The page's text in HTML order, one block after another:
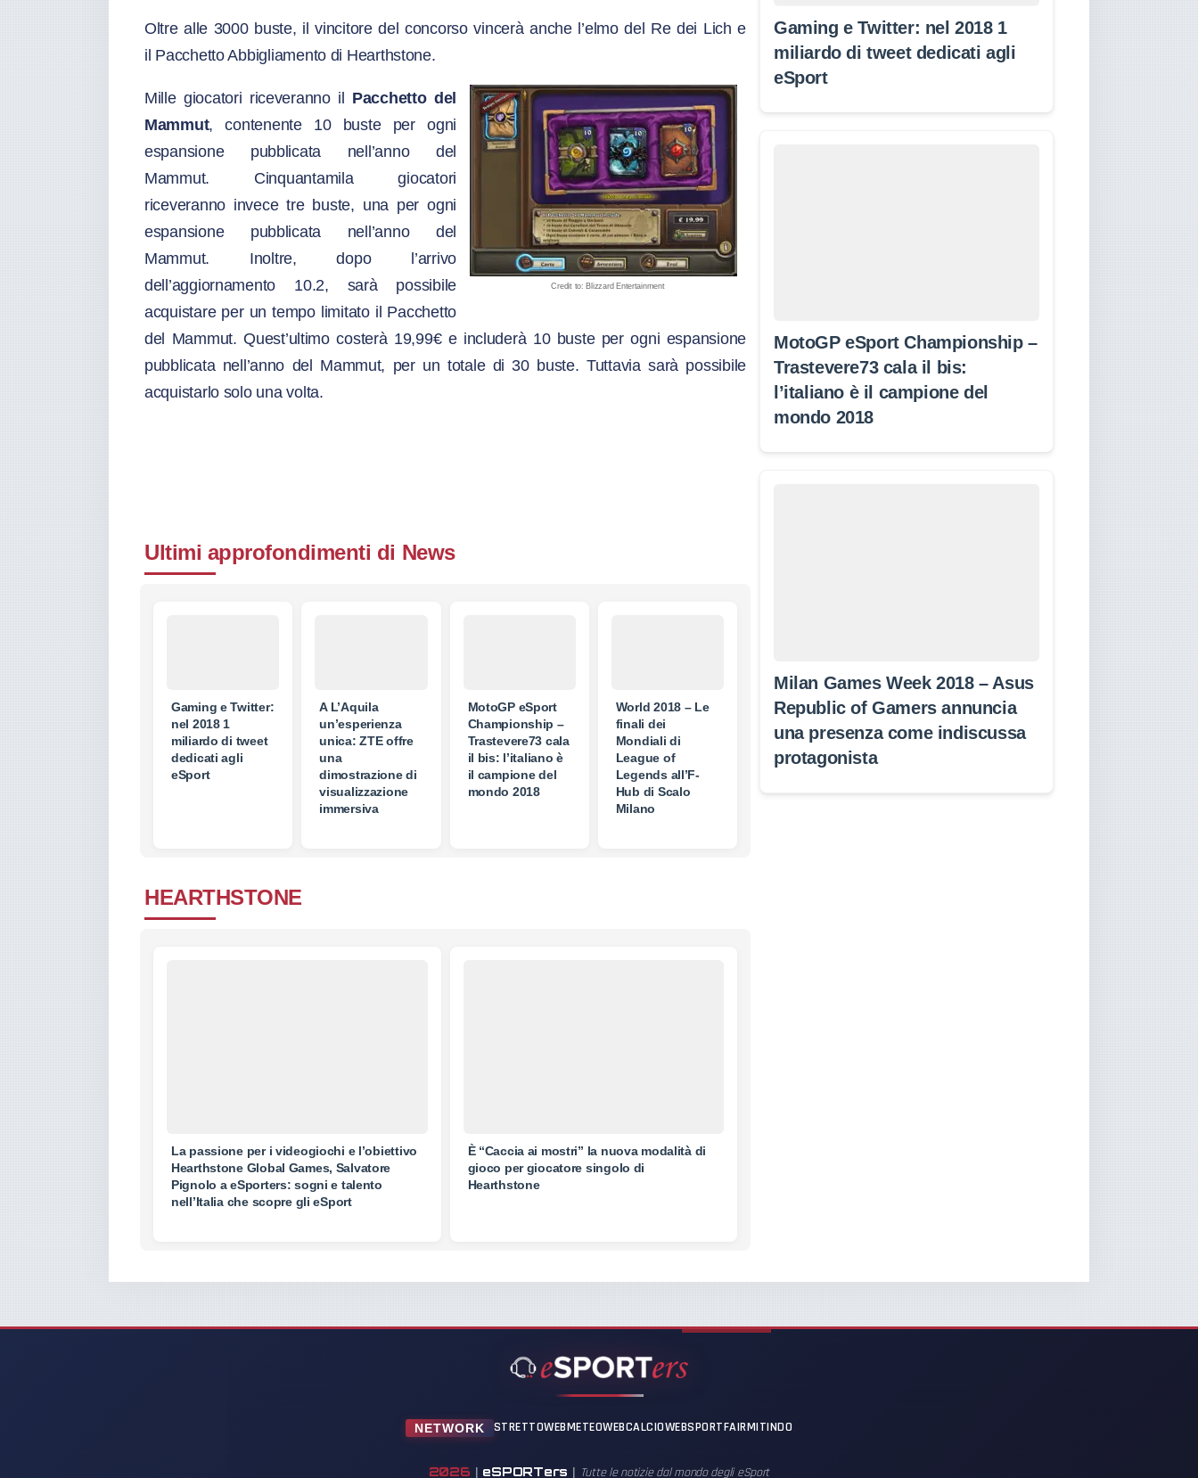
Oltre alle 3000 buste, il vincitore del concorso vincerà anche l’elmo del Re dei Lich e
il Pacchetto Abbigliamento di Hearthstone.
Credit to: Blizzard Entertainment
Mille giocatori riceveranno il Pacchetto del
Mammut, contenente 10 buste per ogni
espansione pubblicata nell’anno del
Mammut. Cinquantamila giocatori
riceveranno invece tre buste, una per ogni
espansione pubblicata nell’anno del
Mammut. Inoltre, dopo l’arrivo
dell’aggiornamento 10.2, sarà possibile
acquistare per un tempo limitato il Pacchetto
del Mammut. Quest’ultimo costerà 19,99€ e includerà 10 buste per ogni espansione
pubblicata nell’anno del Mammut, per un totale di 30 buste. Tuttavia sarà possibile
acquistarlo solo una volta.
Ultimi approfondimenti di News
Gaming e Twitter:
nel 2018 1
miliardo di tweet
dedicati agli
eSport
A L’Aquila
un’esperienza
unica: ZTE offre
una
dimostrazione di
visualizzazione
immersiva
MotoGP eSport
Championship –
Trastevere73 cala
il bis: l’italiano è
il campione del
mondo 2018
World 2018 – Le
finali dei
Mondiali di
League of
Legends all’F-
Hub di Scalo
Milano
HEARTHSTONE
La passione per i videogiochi e l’obiettivo
Hearthstone Global Games, Salvatore
Pignolo a eSporters: sogni e talento
nell’Italia che scopre gli eSport
È “Caccia ai mostri” la nuova modalità di
gioco per giocatore singolo di
Hearthstone
Gaming e Twitter: nel 2018 1
miliardo di tweet dedicati agli
eSport
MotoGP eSport Championship –
Trastevere73 cala il bis:
l’italiano è il campione del
mondo 2018
Milan Games Week 2018 – Asus
Republic of Gamers annuncia
una presenza come indiscussa
protagonista
NETWORK STRETTOWEBMETEOWEBCALCIOWEBSPORTFAIRMITINDO
2026 | eSPORTers | Tutte le notizie dal mondo degli eSport